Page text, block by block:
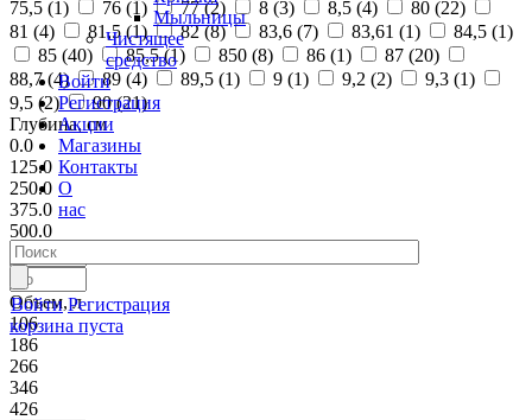
Мыльницы
Чистящее
средство
Войти
Регистрация
Акции
Магазины
Контакты
О
нас
Войти Регистрация
корзина пуста
75,5 (1) 76 (1) 77 (2) 8 (3) 8,5 (4) 80 (22)
81 (4) 81,5 (1) 82 (8) 83,6 (7) 83,61 (1) 84,5 (1)
85 (40) 85,5 (1) 850 (8) 86 (1) 87 (20)
88,7 (4) 89 (4) 89,5 (1) 9 (1) 9,2 (2) 9,3 (1)
9,5 (2) 90 (21)
Глубина, см
0.0
125.0
250.0
375.0
500.0
Объем, л
106
186
266
346
426